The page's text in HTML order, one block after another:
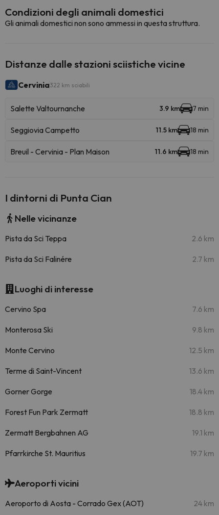
Condizioni degli animali domestici
Gli animali domestici non sono ammessi in questa struttura.
Distanze dalle stazioni sciistiche vicine
Cervinia322 km sciabili
Salette Valtournanche 3.9 km 7 min
Seggiovia Campetto 11.5 km 18 min
Breuil - Cervinia - Plan Maison 11.6 km 18 min
I dintorni di Punta Cian
Nelle vicinanze
Pista da Sci Teppa 2.6 km
Pista da Sci Falinére 2.7 km
Luoghi di interesse
Cervino Spa 7.6 km
Monterosa Ski 9.8 km
Monte Cervino 12.5 km
Terme di Saint-Vincent 13.6 km
Gorner Gorge 18.4 km
Forest Fun Park Zermatt 18.8 km
Zermatt Bergbahnen AG 19.1 km
Pfarrkirche St. Mauritius 19.7 km
Aeroporti vicini
Aeroporto di Aosta - Corrado Gex (AOT) 24 km